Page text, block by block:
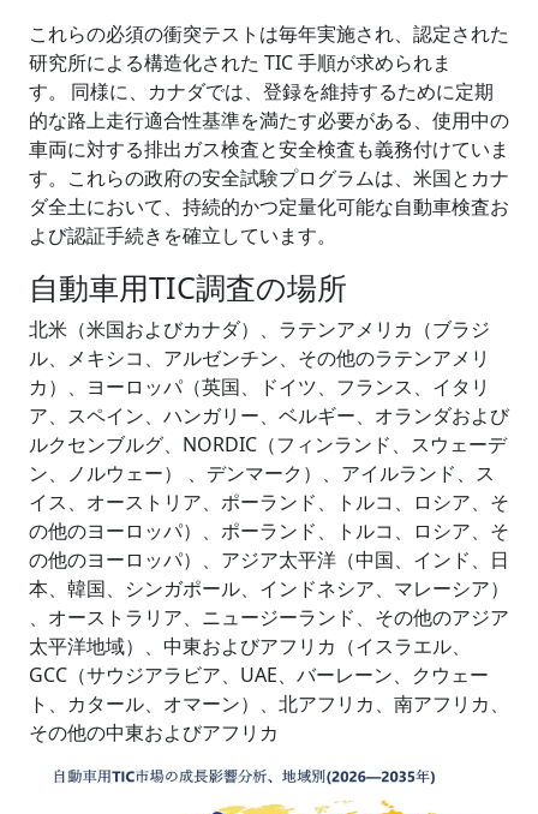
これらの必須の衝突テストは毎年実施され、認定された
研究所による構造化された TIC 手順が求められま
す。 同様に、カナダでは、登録を維持するために定期
的な路上走行適合性基準を満たす必要がある、使用中の
車両に対する排出ガス検査と安全検査も義務付けていま
す。これらの政府の安全試験プログラムは、米国とカナ
ダ全土において、持続的かつ定量化可能な自動車検査お
よび認証手続きを確立しています。
自動車用TIC調査の場所
北米（米国およびカナダ）、ラテンアメリカ（ブラジ
ル、メキシコ、アルゼンチン、その他のラテンアメリ
カ）、ヨーロッパ（英国、ドイツ、フランス、イタリ
ア、スペイン、ハンガリー、ベルギー、オランダおよび
ルクセンブルグ、NORDIC（フィンランド、スウェーデ
ン、ノルウェー） 、デンマーク）、アイルランド、ス
イス、オーストリア、ポーランド、トルコ、ロシア、そ
の他のヨーロッパ）、ポーランド、トルコ、ロシア、そ
の他のヨーロッパ）、アジア太平洋（中国、インド、日
本、韓国、シンガポール、インドネシア、マレーシア）
、オーストラリア、ニュージーランド、その他のアジア
太平洋地域）、中東およびアフリカ（イスラエル、
GCC（サウジアラビア、UAE、バーレーン、クウェー
ト、カタール、オマーン）、北アフリカ、南アフリカ、
その他の中東およびアフリカ